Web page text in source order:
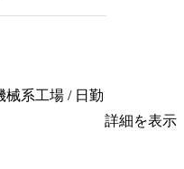
械系工場 / 日勤
詳細を表示